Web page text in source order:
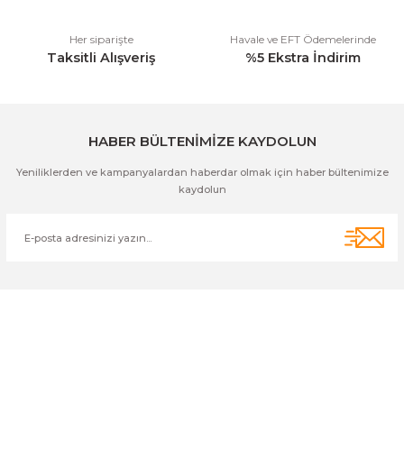
Her siparişte
Taksitli Alışveriş
Havale ve EFT Ödemelerinde
%5 Ekstra İndirim
HABER BÜLTENİMİZE KAYDOLUN
Yeniliklerden ve kampanyalardan haberdar olmak için haber bültenimize
kaydolun